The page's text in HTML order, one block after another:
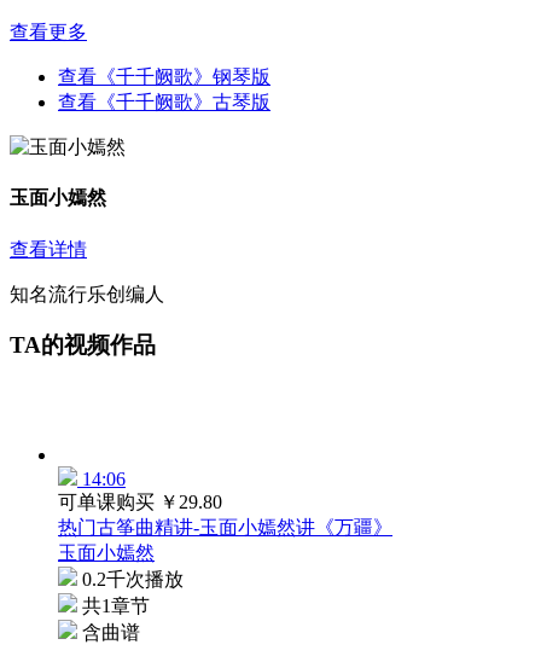
查看更多
查看《千千阙歌》钢琴版
查看《千千阙歌》古琴版
玉面小嫣然
查看详情
知名流行乐创编人
TA的视频作品
14:06
可单课购买 ￥29.80
热门古筝曲精讲-玉面小嫣然讲《万疆》
玉面小嫣然
0.2千次播放
共1章节
含曲谱